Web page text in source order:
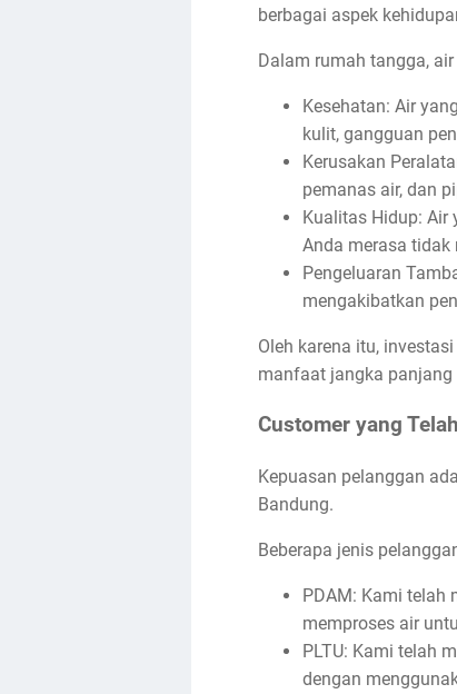
berbagai aspek
Dalam rumah tangga,
Kesehatan: Air
kulit, gangguan
Kerusakan
pemanas air, dan
Kualitas Hidup: Air
Anda merasa tidak
Pengeluaran
mengakibatkan
Oleh karena itu,
manfaat jangka panjang
Customer yang
Kepuasan pelanggan
Bandung.
Beberapa jenis
PDAM: Kami telah
memproses air
PLTU: Kami telah
dengan